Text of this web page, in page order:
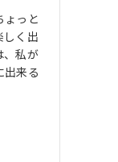
ょっと
しく出
、私が
出来る